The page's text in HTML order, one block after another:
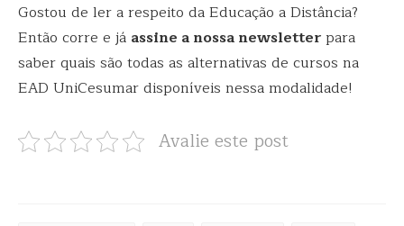
Gostou de ler a respeito da Educação a Distância?
Então corre e já assine a nossa newsletterpara
saber quais são todas as alternativas de cursos na
EAD UniCesumar disponíveis nessa modalidade!
Avalie este post